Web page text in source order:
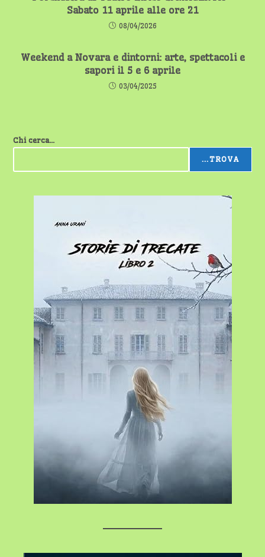
Sabato 11 aprile alle ore 21
08/04/2026
Weekend a Novara e dintorni: arte, spettacoli e
sapori il 5 e 6 aprile
03/04/2025
Chi cerca...
...TROVA